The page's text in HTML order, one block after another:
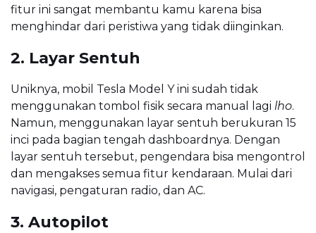
fitur ini sangat membantu kamu karena bisa
menghindar dari peristiwa yang tidak diinginkan.
2. Layar Sentuh
Uniknya, mobil Tesla Model Y ini sudah tidak
menggunakan tombol fisik secara manual lagi lho.
Namun, menggunakan layar sentuh berukuran 15
inci pada bagian tengah dashboardnya. Dengan
layar sentuh tersebut, pengendara bisa mengontrol
dan mengakses semua fitur kendaraan. Mulai dari
navigasi, pengaturan radio, dan AC.
3. Autopilot